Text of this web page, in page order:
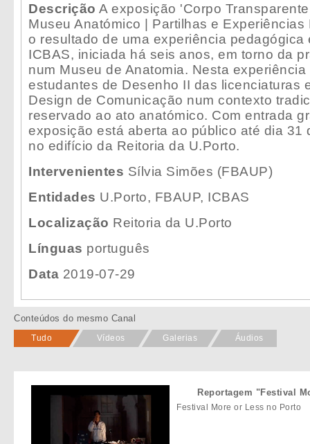
Descrição A exposição 'Corpo
Museu Anatómico | Partilhas e
o resultado de uma experiência pedagógica
ICBAS, iniciada há seis anos, em torno da
num Museu de Anatomia. Nesta
estudantes de Desenho II das licenciaturas
Design de Comunicação num contexto
reservado ao ato anatómico. Com entrada
exposição está aberta ao público até dia 31
no edifício da Reitoria da U.Porto.
Intervenientes Sílvia Simões (FBAUP)
Entidades U.Porto, FBAUP, ICBAS
Localização Reitoria da U.Porto
Línguas português
Data 2019-07-29
Conteúdos do mesmo Canal
Tudo Vídeos Galerias Áudios
Reportagem "Festival
Festival More or Less no Porto